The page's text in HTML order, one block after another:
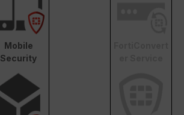
Mobile
Security